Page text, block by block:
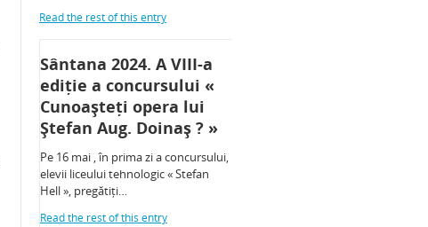
Read the rest of this entry
Sântana 2024. A VIII-a
ediție a concursului «
Cunoașteți opera lui
Ștefan Aug. Doinaș ? »
Pe 16 mai , în prima zi a concursului,
elevii liceului tehnologic « Stefan
Hell », pregătiți…
Read the rest of this entry